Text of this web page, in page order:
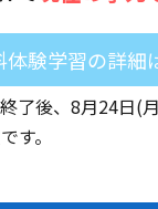
体験学習の詳細
了後、 8月24日(
す。